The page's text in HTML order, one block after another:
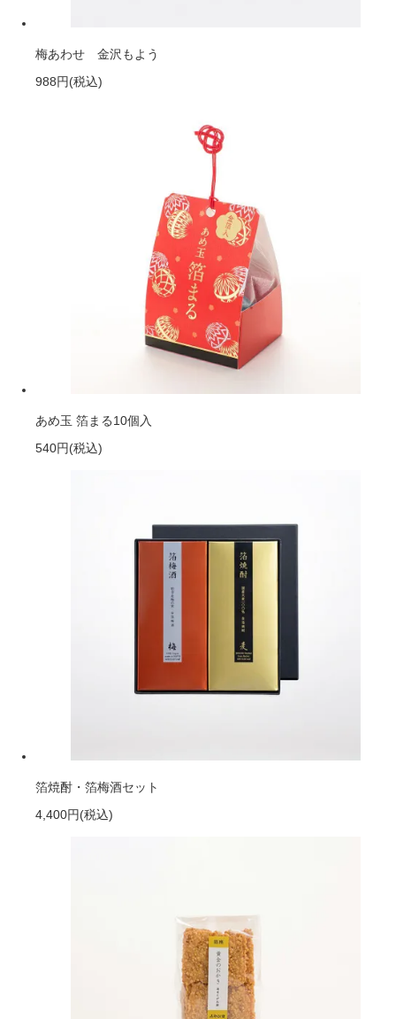
梅あわせ 金沢もよう
988円(税込)
あめ玉 箔まる10個入
540円(税込)
箔焼酎・箔梅酒セット
4,400円(税込)